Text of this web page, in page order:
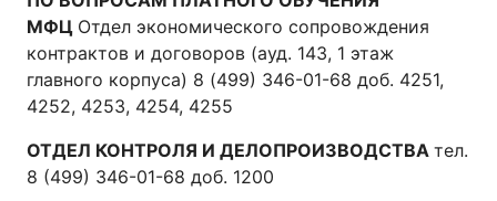
МФЦ Отдел экономического сопровождения
контрактов и договоров (ауд. 143, 1 этаж
главного корпуса) 8 (499) 346-01-68 доб. 4251,
4252, 4253, 4254, 4255
ОТДЕЛ КОНТРОЛЯ И ДЕЛОПРОИЗВОДСТВА тел.
8 (499) 346-01-68 доб. 1200